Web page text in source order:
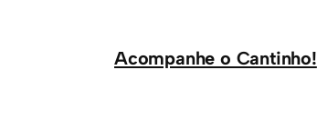
Acompanhe o Cantinho!